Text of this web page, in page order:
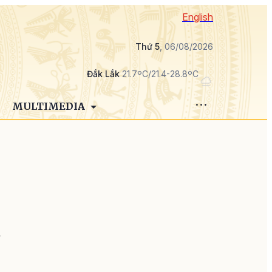
English
Thứ 5, 06/08/2026
Đắk Lắk21.7ºC/21.4-28.8ºC
MULTIMEDIA